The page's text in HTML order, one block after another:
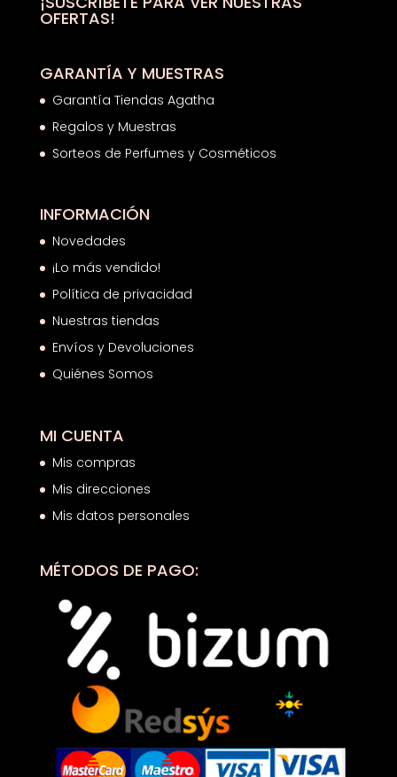
OFERTAS!
GARANTÍA Y MUESTRAS
Garantía Tiendas Agatha
Regalos y Muestras
Sorteos de Perfumes y Cosméticos
INFORMACIÓN
Novedades
¡Lo más vendido!
Política de privacidad
Nuestras tiendas
Envíos y Devoluciones
Quiénes Somos
MI CUENTA
Mis compras
Mis direcciones
Mis datos personales
MÉTODOS DE PAGO: